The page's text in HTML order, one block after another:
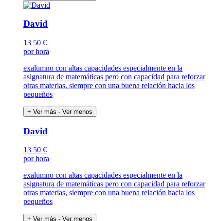
David
13 50 €
por hora
exalumno con altas capacidades especialmente en la
asignatura de matemáticas pero con capacidad para reforzar
otras materias, siempre con una buena relación hacia los
pequeños
+ Ver más - Ver menos
David
13 50 €
por hora
exalumno con altas capacidades especialmente en la
asignatura de matemáticas pero con capacidad para reforzar
otras materias, siempre con una buena relación hacia los
pequeños
+ Ver más - Ver menos